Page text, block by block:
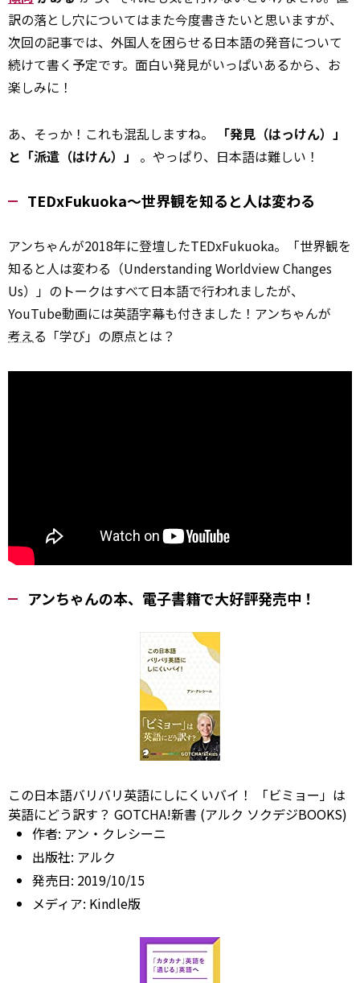
訳の落とし穴についてはまた今度書きたいと思いますが、
次回の記事では、外国人を困らせる日本語の発音について
続けて書く予定です。面白い発見がいっぱいあるから、お
楽しみに！
あ、そっか！これも混乱しますね。
「発見（はっけん）」
と「派遣（はけん）」
。やっぱり、日本語は難しい！
TEDxFukuoka～世界観を知ると人は変わる
アンちゃんが2018年に登壇したTEDxFukuoka。「世界観を
知ると人は変わる（Understanding Worldview Changes
Us）」のトークはすべて日本語で行われましたが、
YouTube動画には英語字幕も付きました！アンちゃんが
考える「学び」の原点とは？
アンちゃんの本、電子書籍で大好評発売中！
この日本語バリバリ英語にしにくいバイ！ 「ビミョー」は
英語にどう訳す？ GOTCHA!新書 (アルク ソクデジBOOKS)
作者: アン・クレシーニ
出版社: アルク
発売日: 2019/10/15
メディア: Kindle版